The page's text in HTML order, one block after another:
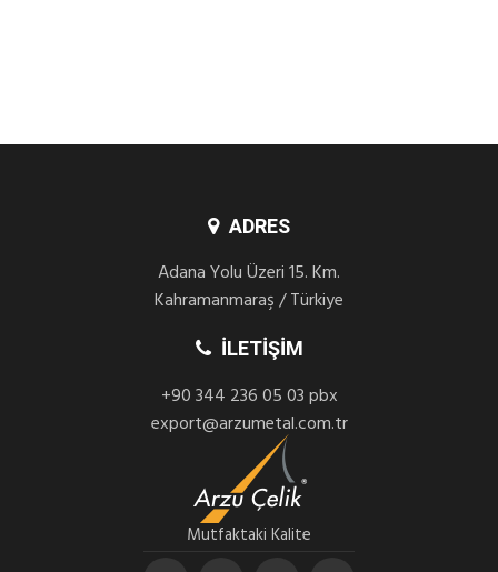
ADRES
Adana Yolu Üzeri 15. Km.
Kahramanmaraş / Türkiye
İLETIŞIM
+90 344 236 05 03 pbx
export@arzumetal.com.tr
Mutfaktaki Kalite